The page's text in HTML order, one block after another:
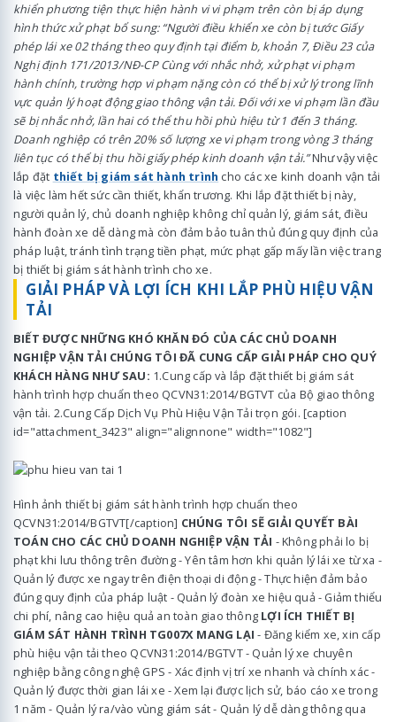
khiển phương tiện thực hiện hành vi vi phạm trên còn bị áp dụng
hình thức xử phạt bổ sung: “Người điều khiển xe còn bị tước Giấy
phép lái xe 02 tháng theo quy định tại điểm b, khoản 7, Điều 23 của
Nghị định 171/2013/NĐ-CP Cùng với nhắc nhở, xử phạt vi phạm
hành chính, trường hợp vi phạm nặng còn có thể bị xử lý trong lĩnh
vực quản lý hoạt động giao thông vận tải. Đối với xe vi phạm lần đầu
sẽ bị nhắc nhở, lần hai có thể thu hồi phù hiệu từ 1 đến 3 tháng.
Doanh nghiệp có trên 20% số lượng xe vi phạm trong vòng 3 tháng
liên tục có thể bị thu hồi giấy phép kinh doanh vận tải.”Như vậy việc
lắp đặt thiết bị giám sát hành trình cho các xe kinh doanh vận tải
là việc làm hết sức cần thiết, khẩn trương. Khi lắp đặt thiết bị này,
người quản lý, chủ doanh nghiệp không chỉ quản lý, giám sát, điều
hành đoàn xe dễ dàng mà còn đảm bảo tuân thủ đúng quy định của
pháp luật, tránh tình trạng tiền phạt, mức phạt gấp mấy lần việc trang
bị thiết bị giám sát hành trình cho xe.
GIẢI PHÁP VÀ LỢI ÍCH KHI LẮP PHÙ HIỆU VẬN
TẢI
BIẾT ĐƯỢC NHỮNG KHÓ KHĂN ĐÓ CỦA CÁC CHỦ DOANH
NGHIỆP VẬN TẢI CHÚNG TÔI ĐÃ CUNG CẤP GIẢI PHÁP CHO QUÝ
KHÁCH HÀNG NHƯ SAU: 1.Cung cấp và lắp đặt thiết bị giám sát
hành trình hợp chuẩn theo QCVN31:2014/BGTVT của Bộ giao thông
vận tải. 2.Cung Cấp Dịch Vụ Phù Hiệu Vận Tải trọn gói. [caption
id="attachment_3423" align="alignnone" width="1082"]
Hình ảnh thiết bị giám sát hành trình hợp chuẩn theo
QCVN31:2014/BGTVT[/caption] CHÚNG TÔI SẼ GIẢI QUYẾT BÀI
TOÁN CHO CÁC CHỦ DOANH NGHIỆP VẬN TẢI - Không phải lo bị
phạt khi lưu thông trên đường - Yên tâm hơn khi quản lý lái xe từ xa -
Quản lý được xe ngay trên điện thoại di động - Thực hiện đảm bảo
đúng quy định của pháp luật - Quản lý đoàn xe hiệu quả - Giảm thiểu
chi phí, nâng cao hiệu quả an toàn giao thông LỢI ÍCH THIẾT BỊ
GIÁM SÁT HÀNH TRÌNH TG007X MANG LẠI - Đăng kiểm xe, xin cấp
phù hiệu vận tải theo QCVN31:2014/BGTVT - Quản lý xe chuyên
nghiệp bằng công nghệ GPS - Xác định vị trí xe nhanh và chính xác -
Quản lý được thời gian lái xe - Xem lại được lịch sử, báo cáo xe trong
1 năm - Quản lý ra/vào vùng giám sát - Quản lý dễ dàng thông qua